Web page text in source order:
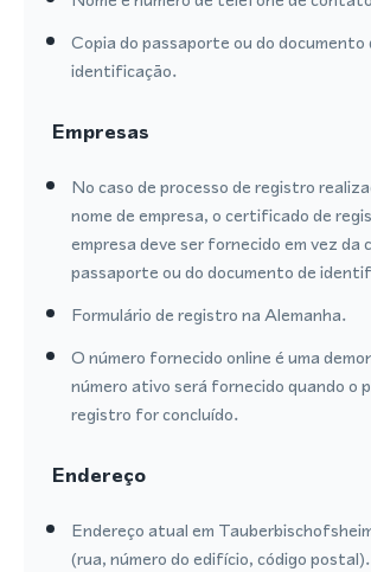
Copia do passaporte ou do documento
identificação.
Empresas
No caso de processo de registro
nome de empresa, o certificado de
empresa deve ser fornecido em vez da
passaporte ou do documento de
Formulário de registro na Alemanha.
O número fornecido online é uma
número ativo será fornecido quando o
registro for concluído.
Endereço
Endereço atual em
(rua, número do edifício, código postal).